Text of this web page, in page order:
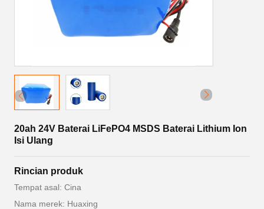
20ah 24V Baterai LiFePO4 MSDS Baterai Lithium Ion
Isi Ulang
Rincian produk
Tempat asal: Cina
Nama merek: Huaxing